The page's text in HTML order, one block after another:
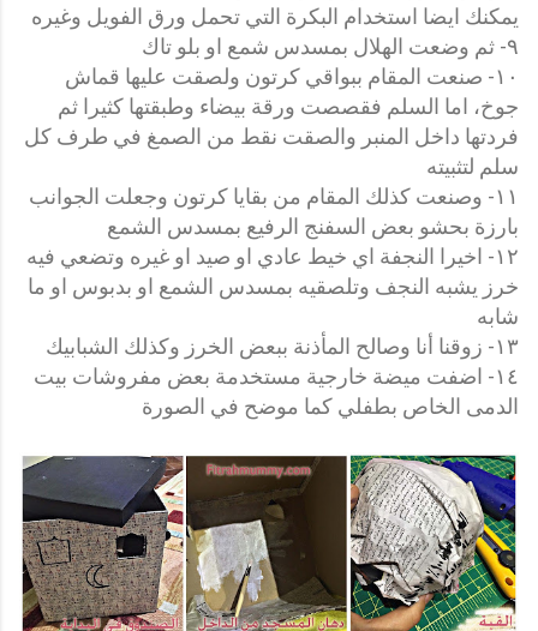
يمكنك ايضا استخدام البكرة التي تحمل ورق الفويل وغيره
٩- ثم وضعت الهلال بمسدس شمع او بلو تاك
١٠- صنعت المقام ببواقي كرتون ولصقت عليها قماش
جوخ، اما السلم فقصصت ورقة بيضاء وطبقتها كثيرا ثم
فردتها داخل المنبر والصقت نقط من الصمغ في طرف كل
سلم لتثبيته
١١- وصنعت كذلك المقام من بقايا كرتون وجعلت الجوانب
بارزة بحشو بعض السفنج الرفيع بمسدس الشمع
١٢- اخيرا النجفة اي خيط عادي او صيد او غيره وتضعي فيه
خرز يشبه النجف وتلصقيه بمسدس الشمع او بدبوس او ما
شابه
١٣- زوقنا أنا وصالح المأذنة ببعض الخرز وكذلك الشبابيك
١٤- اضفت ميضة خارجية مستخدمة بعض مفروشات بيت
الدمى الخاص بطفلي كما موضح في الصورة